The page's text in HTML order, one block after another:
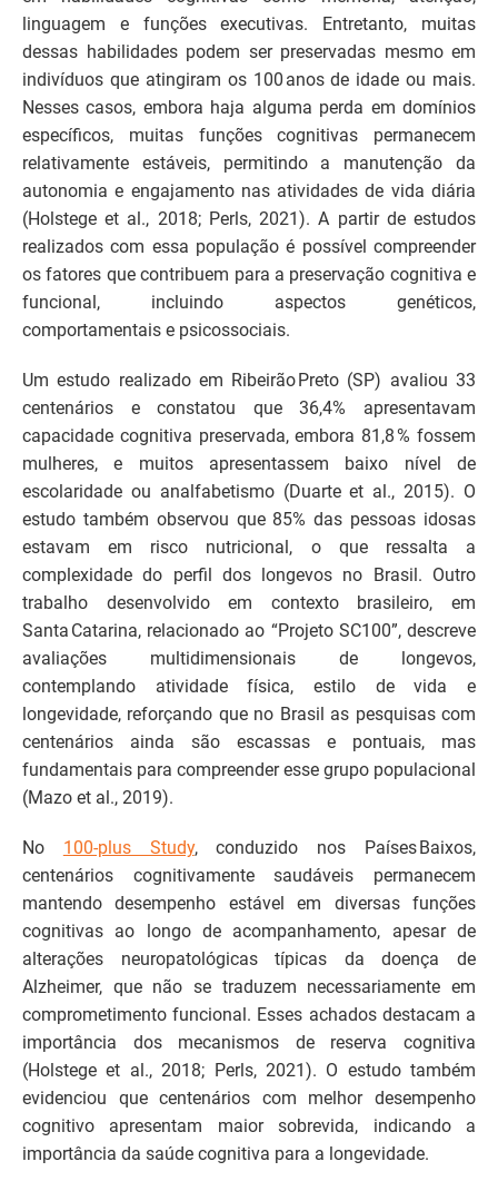
linguagem e funções executivas. Entretanto, muitas
dessas habilidades podem ser preservadas mesmo em
indivíduos que atingiram os 100 anos de idade ou mais.
Nesses casos, embora haja alguma perda em domínios
específicos, muitas funções cognitivas permanecem
relativamente estáveis, permitindo a manutenção da
autonomia e engajamento nas atividades de vida diária
(Holstege et al., 2018; Perls, 2021). A partir de estudos
realizados com essa população é possível compreender
os fatores que contribuem para a preservação cognitiva e
funcional, incluindo aspectos genéticos,
comportamentais e psicossociais.
Um estudo realizado em Ribeirão Preto (SP) avaliou 33
centenários e constatou que 36,4% apresentavam
capacidade cognitiva preservada, embora 81,8 % fossem
mulheres, e muitos apresentassem baixo nível de
escolaridade ou analfabetismo (Duarte et al., 2015). O
estudo também observou que 85% das pessoas idosas
estavam em risco nutricional, o que ressalta a
complexidade do perfil dos longevos no Brasil. Outro
trabalho desenvolvido em contexto brasileiro, em
Santa Catarina, relacionado ao “Projeto SC100”, descreve
avaliações multidimensionais de longevos,
contemplando atividade física, estilo de vida e
longevidade, reforçando que no Brasil as pesquisas com
centenários ainda são escassas e pontuais, mas
fundamentais para compreender esse grupo populacional
(Mazo et al., 2019).
No 100‑plus Study, conduzido nos Países Baixos,
centenários cognitivamente saudáveis permanecem
mantendo desempenho estável em diversas funções
cognitivas ao longo de acompanhamento, apesar de
alterações neuropatológicas típicas da doença de
Alzheimer, que não se traduzem necessariamente em
comprometimento funcional. Esses achados destacam a
importância dos mecanismos de reserva cognitiva
(Holstege et al., 2018; Perls, 2021). O estudo também
evidenciou que centenários com melhor desempenho
cognitivo apresentam maior sobrevida, indicando a
importância da saúde cognitiva para a longevidade.